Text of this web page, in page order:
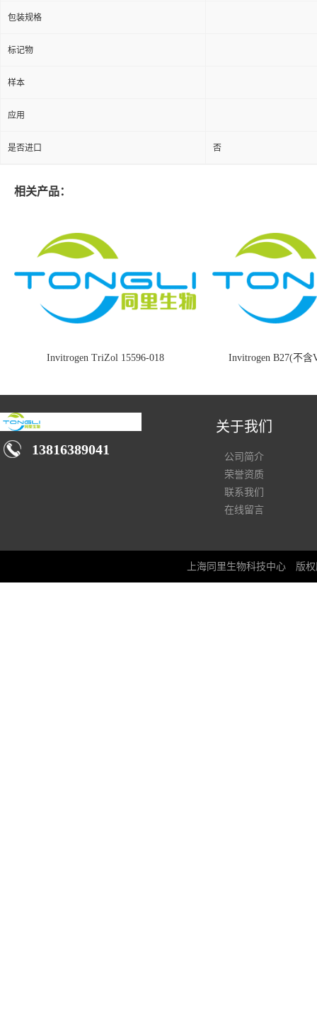
包装规格
标记物
样本
应用
是否进口 否
相关产品：
Invitrogen TriZol 15596-018 Invitrogen B27(不含
13816389041
关于我们
公司简介
荣誉资质
联系我们
在线留言
上海同里生物科技中心 版